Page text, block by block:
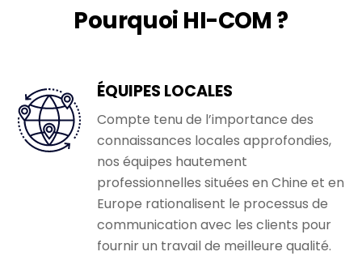
Pourquoi HI-COM ?
ÉQUIPES LOCALES
Compte tenu de l’importance des
connaissances locales approfondies,
nos équipes hautement
professionnelles situées en Chine et en
Europe rationalisent le processus de
communication avec les clients pour
fournir un travail de meilleure qualité.